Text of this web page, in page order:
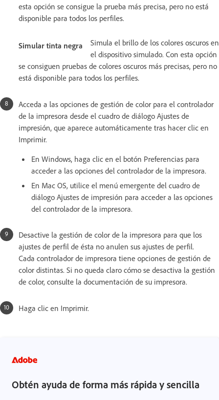
esta opción se consigue la prueba más precisa, pero no está
disponible para todos los perfiles.
Simular tinta negra
Simula el brillo de los colores oscuros en
el dispositivo simulado. Con esta opción
se consiguen pruebas de colores oscuros más precisas, pero no
está disponible para todos los perfiles.
Acceda a las opciones de gestión de color para el controlador
de la impresora desde el cuadro de diálogo Ajustes de
impresión, que aparece automáticamente tras hacer clic en
Imprimir.
En Windows, haga clic en el botón Preferencias para
acceder a las opciones del controlador de la impresora.
En Mac OS, utilice el menú emergente del cuadro de
diálogo Ajustes de impresión para acceder a las opciones
del controlador de la impresora.
Desactive la gestión de color de la impresora para que los
ajustes de perfil de ésta no anulen sus ajustes de perfil.
Cada controlador de impresora tiene opciones de gestión de
color distintas. Si no queda claro cómo se desactiva la gestión
de color, consulte la documentación de su impresora.
Haga clic en Imprimir.
Obtén ayuda de forma más rápida y sencilla